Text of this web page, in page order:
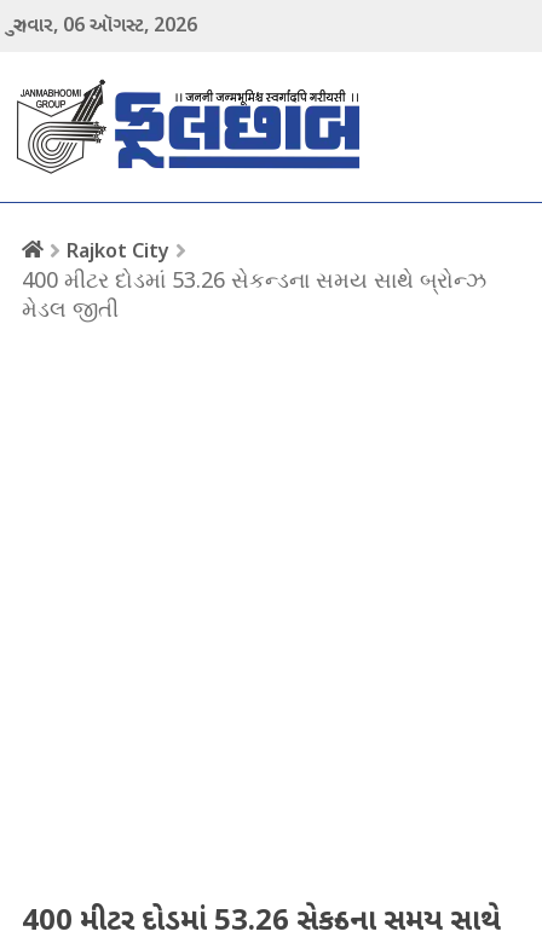
ગુરુવાર, 06ઑગસ્ટ, 2026
Rajkot City
400 મીટર દોડમાં 53.26 સેકન્ડના સમય સાથે બ્રોન્ઝ
મેડલ જીતી
400 મીટર દોડમાં 53.26 સેકન્ડના સમય સાથે